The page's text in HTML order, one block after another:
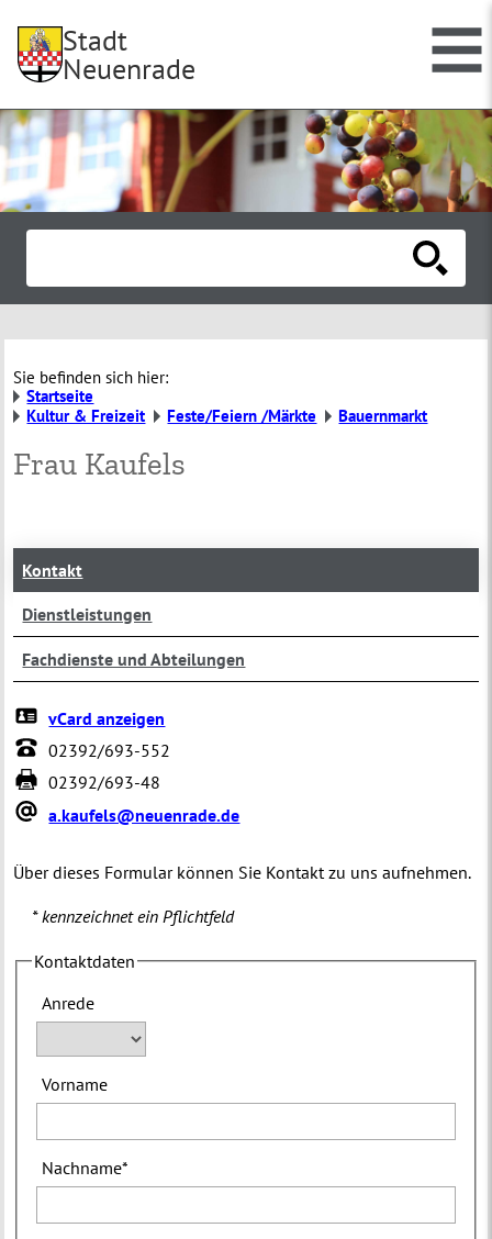
Stadt
Neuenrade
Sie befinden sich hier:
Startseite
Kultur & Freizeit
Feste/Feiern /Märkte Bauernmarkt
Frau Kaufels
Kontakt
Dienstleistungen
Fachdienste und Abteilungen
vCard anzeigen
02392/693-552
02392/693-48
a.kaufels@neuenrade.de
Über dieses Formular können Sie Kontakt zu uns aufnehmen.
* kennzeichnet ein Pflichtfeld
Kontaktdaten
Anrede
Vorname
Nachname*